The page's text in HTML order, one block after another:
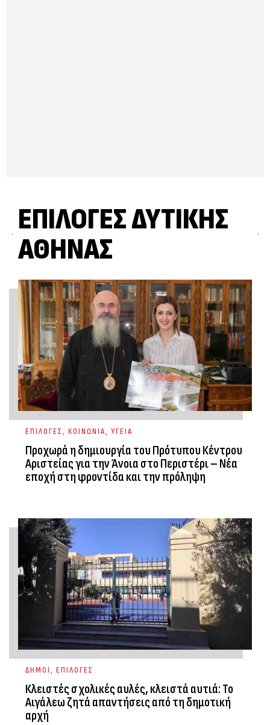
ΕΠΙΛΟΓΈΣ ΔΥΤΙΚΉΣ
ΑΘΉΝΑΣ
ΕΠΙΛΟΓΕΣ, ΚΟΙΝΩΝΙΑ, ΥΓΕΙΑ
Προχωρά η δημιουργία του Πρότυπου Κέντρου
Αριστείας για την Άνοια στο Περιστέρι – Νέα
εποχή στη φροντίδα και την πρόληψη
ΔΗΜΟΙ, ΕΠΙΛΟΓΕΣ
Κλειστές σχολικές αυλές, κλειστά αυτιά: Το
Αιγάλεω ζητά απαντήσεις από τη δημοτική
αρχή